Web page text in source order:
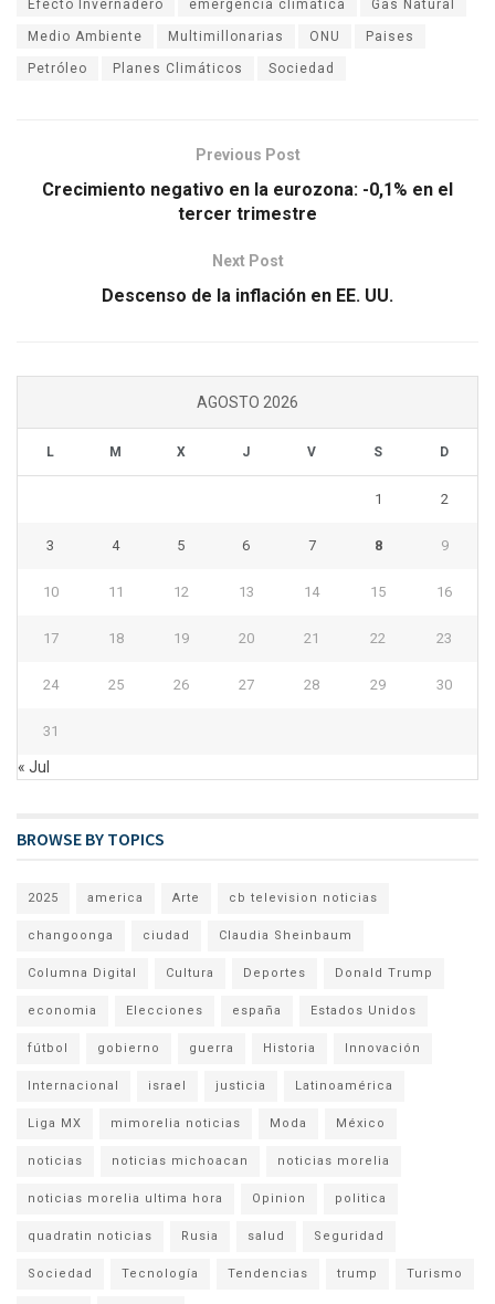
Efecto Invernadero emergencia climática Gas Natural
Medio Ambiente Multimillonarias ONU Paises
Petróleo Planes Climáticos Sociedad
Previous Post
Crecimiento negativo en la eurozona: -0,1% en el
tercer trimestre
Next Post
Descenso de la inflación en EE. UU.
AGOSTO 2026
L M X J V S D
1 2
3 4 5 6 7 8 9
10 11 12 13 14 15 16
17 18 19 20 21 22 23
24 25 26 27 28 29 30
31
« Jul
BROWSE BY TOPICS
2025 america Arte cb television noticias
changoonga ciudad Claudia Sheinbaum
Columna Digital Cultura Deportes Donald Trump
economia Elecciones españa Estados Unidos
fútbol gobierno guerra Historia Innovación
Internacional israel justicia Latinoamérica
Liga MX mimorelia noticias Moda México
noticias noticias michoacan noticias morelia
noticias morelia ultima hora Opinion politica
quadratin noticias Rusia salud Seguridad
Sociedad Tecnología Tendencias trump Turismo